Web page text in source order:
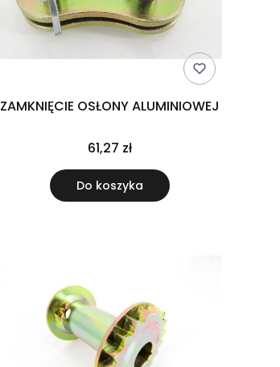
ZAMKNIĘCIE OSŁONY ALUMINIOWEJ
61,27 zł
Do koszyka